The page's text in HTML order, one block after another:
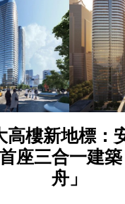
高樓新地標：
座三合一建
舟」